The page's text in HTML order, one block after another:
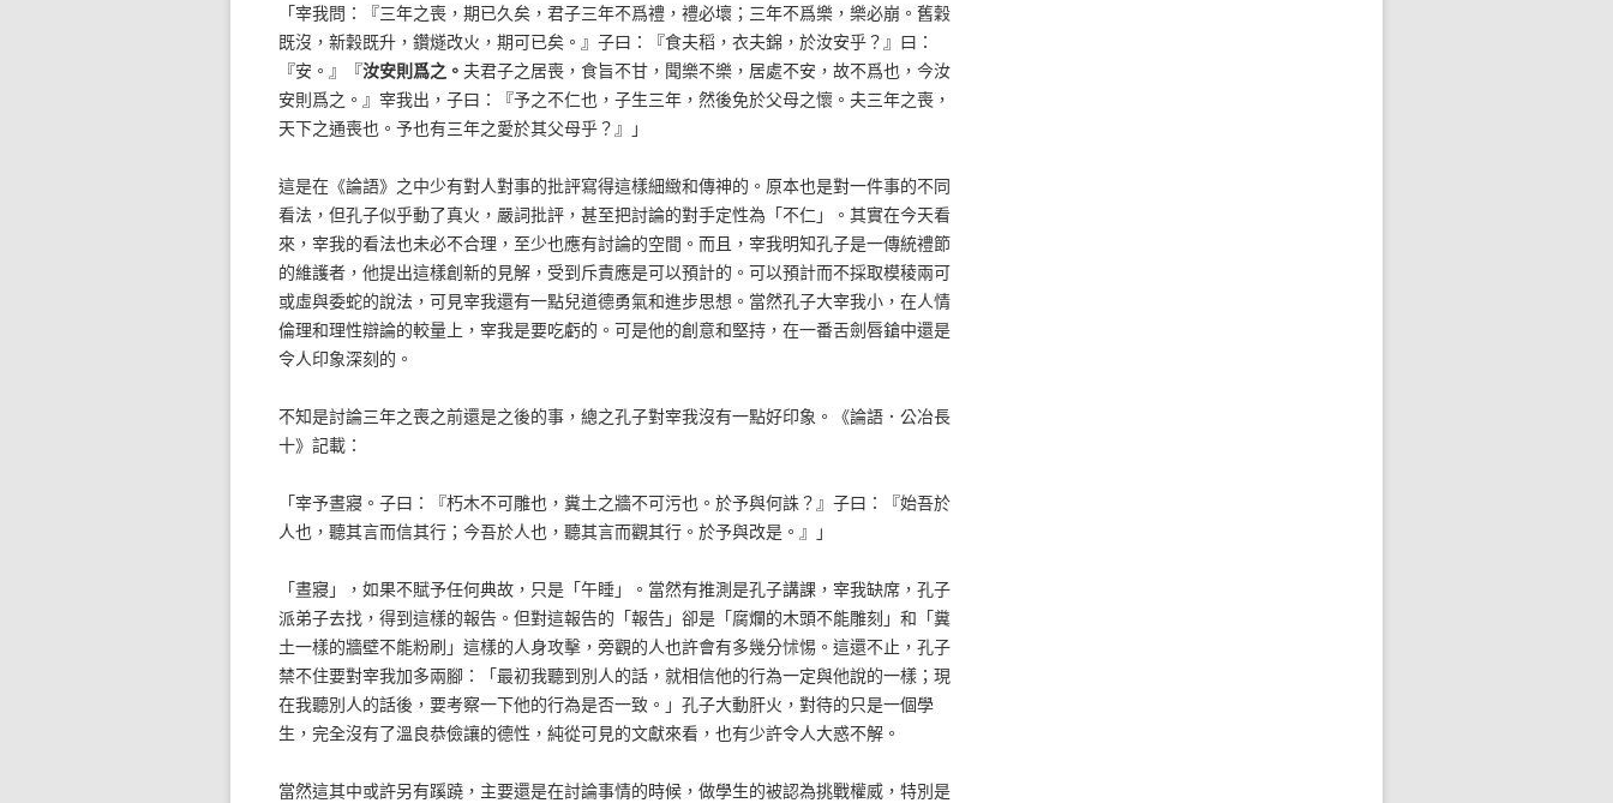
「宰我問：『三年之喪，期已久矣，君子三年不爲禮，禮必壞；三年不爲樂，樂必崩。舊穀
既沒，新穀既升，鑽燧改火，期可已矣。』子曰：『食夫稻，衣夫錦，於汝安乎？』曰：
『安。』『汝安則爲之。 夫君子之居喪，食旨不甘，聞樂不樂，居處不安，故不爲也，今汝
安則爲之。』宰我出，子曰：『予之不仁也，子生三年，然後免於父母之懷。夫三年之喪，
天下之通喪也。予也有三年之愛於其父母乎？』」
這是在《論語》之中少有對人對事的批評寫得這樣細緻和傳神的。原本也是對一件事的不同
看法，但孔子似乎動了真火，嚴詞批評，甚至把討論的對手定性為「不仁」。其實在今天看
來，宰我的看法也未必不合理，至少也應有討論的空間。而且，宰我明知孔子是一傳統禮節
的維護者，他提出這樣創新的見解，受到斥責應是可以預計的。可以預計而不採取模稜兩可
或虛與委蛇的說法，可見宰我還有一點兒道德勇氣和進步思想。當然孔子大宰我小，在人情
倫理和理性辯論的較量上，宰我是要吃虧的。可是他的創意和堅持，在一番舌劍唇鎗中還是
令人印象深刻的。
不知是討論三年之喪之前還是之後的事，總之孔子對宰我沒有一點好印象。《論語．公冶長
十》記載：
「宰予晝寢。子曰：『朽木不可雕也，糞土之牆不可污也。於予與何誅？』子曰：『始吾於
人也，聽其言而信其行；今吾於人也，聽其言而觀其行。於予與改是。』」
「晝寢」，如果不賦予任何典故，只是「午睡」。當然有推測是孔子講課，宰我缺席，孔子
派弟子去找，得到這樣的報告。但對這報告的「報告」卻是「腐爛的木頭不能雕刻」和「糞
土一樣的牆壁不能粉刷」這樣的人身攻擊，旁觀的人也許會有多幾分怵惕。這還不止，孔子
禁不住要對宰我加多兩腳：「最初我聽到別人的話，就相信他的行為一定與他說的一樣；現
在我聽別人的話後，要考察一下他的行為是否一致。」孔子大動肝火，對待的只是一個學
生，完全沒有了溫良恭儉讓的德性，純從可見的文獻來看，也有少許令人大惑不解。
當然這其中或許另有蹊蹺，主要還是在討論事情的時候，做學生的被認為挑戰權威，特別是